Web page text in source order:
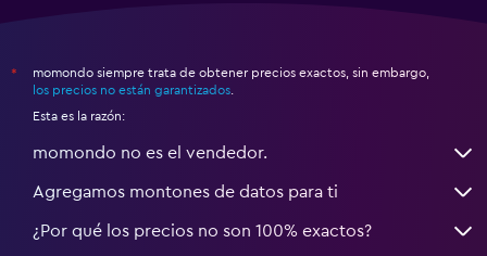
*
momondo siempre trata de obtener precios exactos, sin embargo,
los precios no están garantizados
Esta es la razón:
momondo no es el vendedor.
Agregamos montones de datos para ti
¿Por qué los precios no son 100% exactos?